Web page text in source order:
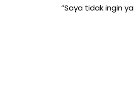
“Saya tidak ingin